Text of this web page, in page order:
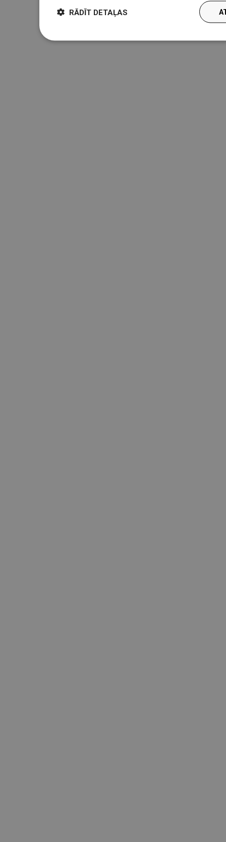
RĀDĪT DETAĻAS